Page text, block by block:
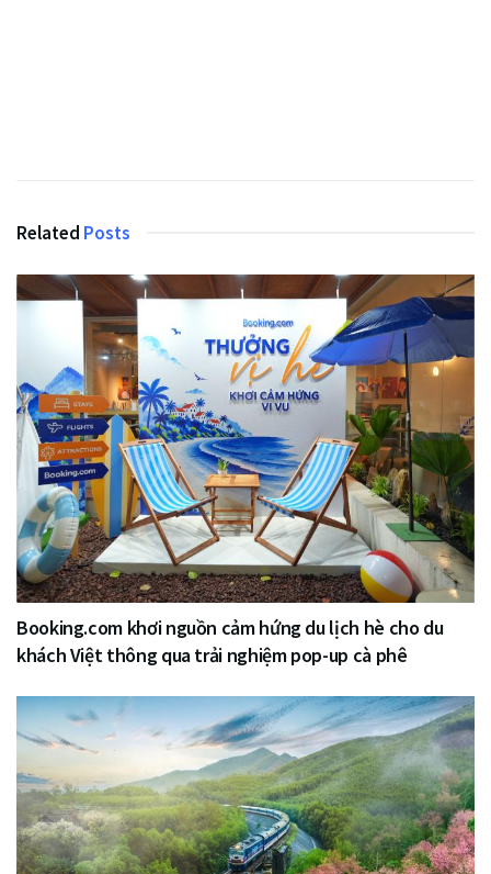
Related Posts
Booking.com khơi nguồn cảm hứng du lịch hè cho du
khách Việt thông qua trải nghiệm pop-up cà phê